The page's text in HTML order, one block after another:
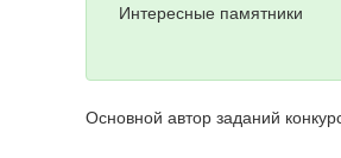
Интересные памятники
Основной автор заданий